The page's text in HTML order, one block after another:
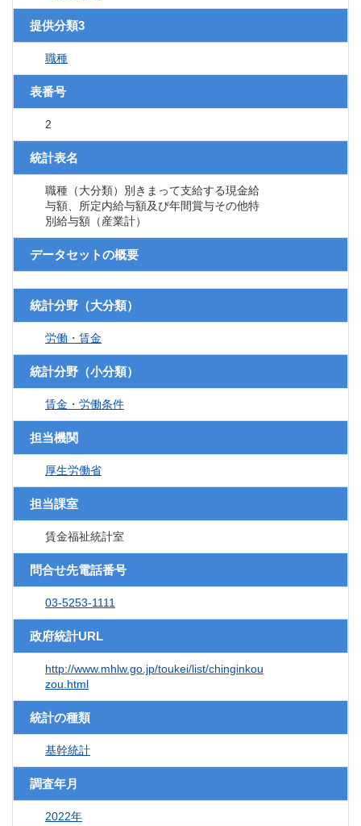
提供分類3
職種
表番号
2
統計表名
職種（大分類）別きまって支給する現金給
与額、所定内給与額及び年間賞与その他特
別給与額（産業計）
データセットの概要
統計分野（大分類）
労働・賃金
統計分野（小分類）
賃金・労働条件
担当機関
厚生労働省
担当課室
賃金福祉統計室
問合せ先電話番号
03-5253-1111
政府統計URL
http://www.mhlw.go.jp/toukei/list/chinginkou
zou.html
統計の種類
基幹統計
調査年月
2022年